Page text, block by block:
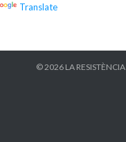
Translate
© 2026 LA RESISTÈNCIA